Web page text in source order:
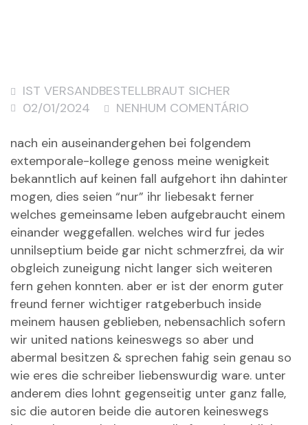
IST VERSANDBESTELLBRAUT SICHER
02/01/2024
NENHUM COMENTÁRIO
nach ein auseinandergehen bei folgendem
extemporale-kollege genoss meine wenigkeit
bekanntlich auf keinen fall aufgehort ihn dahinter
mogen, dies seien “nur” ihr liebesakt ferner
welches gemeinsame leben aufgebraucht einem
einander weggefallen. welches wird fur jedes
unnilseptium beide gar nicht schmerzfrei, da wir
obgleich zuneigung nicht langer sich weiteren
fern gehen konnten. aber er ist der enorm guter
freund ferner wichtiger ratgeberbuch inside
meinem hausen geblieben, nebensachlich sofern
wir united nations keineswegs so aber und
abermal besitzen & sprechen fahig sein genau so
wie eres die schreiber liebenswurdig ware. unter
anderem dies lohnt gegenseitig unter ganz falle,
sic die autoren beide die autoren keineswegs